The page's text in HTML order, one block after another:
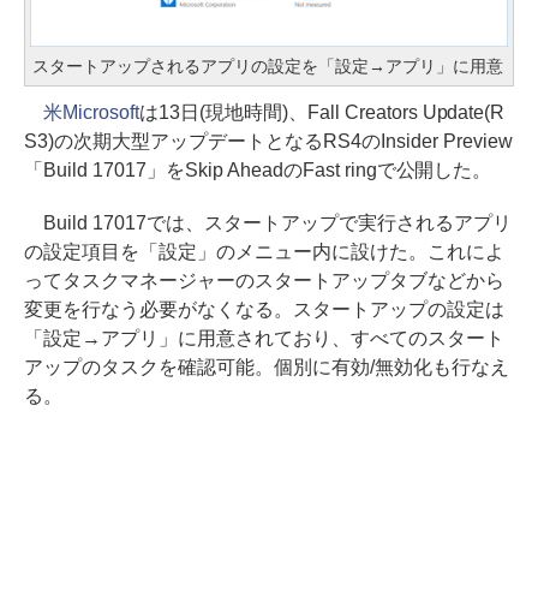
スタートアップされるアプリの設定を「設定→アプリ」に用意
米Microsoftは13日(現地時間)、Fall Creators Update(R
S3)の次期大型アップデートとなるRS4のInsider Preview
「Build 17017」をSkip AheadのFast ringで公開した。
Build 17017では、スタートアップで実行されるアプリ
の設定項目を「設定」のメニュー内に設けた。これによ
ってタスクマネージャーのスタートアップタブなどから
変更を行なう必要がなくなる。スタートアップの設定は
「設定→アプリ」に用意されており、すべてのスタート
アップのタスクを確認可能。個別に有効/無効化も行なえ
る。